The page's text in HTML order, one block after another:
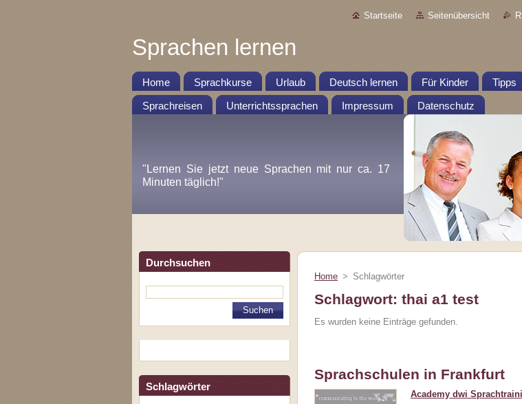
Startseite Seitenübersicht
Sprachen lernen
Home Sprachkurse Urlaub Deutsch lernen Für Kinder Tipps
Sprachreisen Unterrichtssprachen Impressum Datenschutz
"Lernen Sie jetzt neue Sprachen mit nur ca. 17
Minuten täglich!"
Durchsuchen
Schlagwörter
Home > Schlagwörter
Schlagwort: thai a1 test
Es wurden keine Einträge gefunden.
Sprachschulen in Frankfurt
Academy dwi